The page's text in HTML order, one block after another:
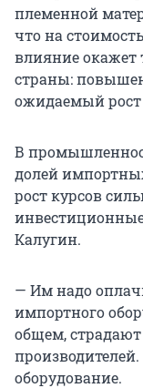
племенной
что на
влияние окажет
страны:
ожидаемый
В
долей
рост курсов
Калугин.
— Им надо
импортного
общем,
оборудование.